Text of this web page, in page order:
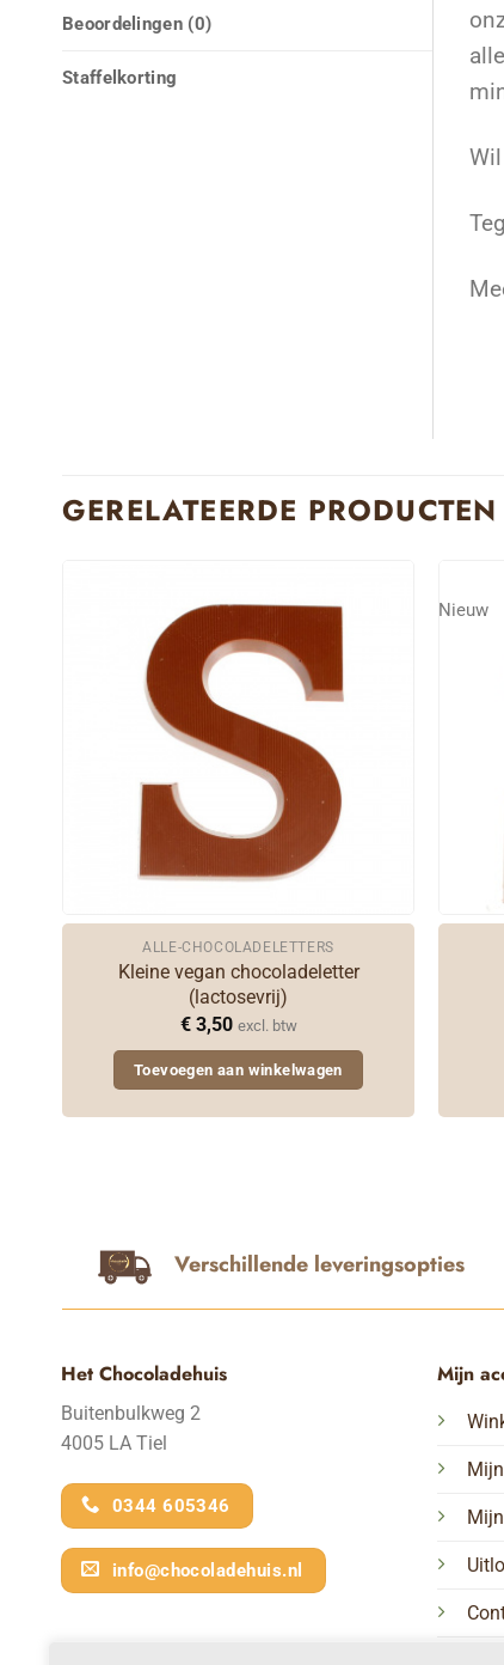
Beoordelingen (0)
Staffelkorting
GERELATEERDE PRODUCTEN
ALLE-CHOCOLADELETTERS
Kleine vegan chocoladeletter
(lactosevrij)
€3,50 excl. btw
Toevoegen aan winkelwagen
Nieuw
Verschillende leveringsopties
Het Chocoladehuis
Buitenbulkweg 2
4005 LA Tiel
0344 605346
info@chocoladehuis.nl
Mijn